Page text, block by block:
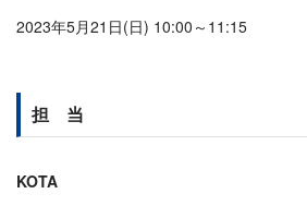
2023年5月21日(日) 10:00～11:15
担 当
KOTA